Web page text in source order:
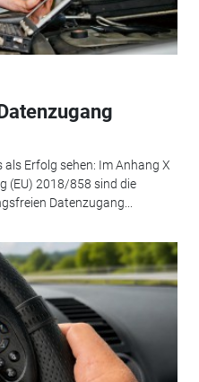
Erfolg sehen: Im Anhang X
(EU) 2018/858 sind die
Datenzugang...